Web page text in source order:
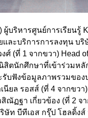
บริหารศูนย์การเรียนรู้
และบริการการลงทุน
(ที่ 1 จากขวา) Head
ตนักศึกษาที่เข้าร่วมหลั
รับฟังข้อมูลภาพรวมขอ
เนียล รอสส์ (ที่ 4 จากข
ณัฏฐา เกี่ยวข้อง (ที่ 2
ษัท บีทีเอส กรุ๊ป โฮลดิ้ง